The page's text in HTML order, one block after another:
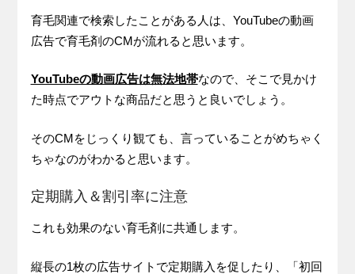
育毛関連で検索したことがある人は、YouTubeの動画
広告で育毛剤のCMが流れると思います。
YouTubeの動画広告は無法地帯なので、そこで見かけ
た時点でアウトな商品だと思うと良いでしょう。
そのCMをじっくり観ても、言っていることがめちゃく
ちゃなのがわかると思います。
定期購入＆割引率に注意
これも効果のない育毛剤に共通します。
縦長の1枚の広告サイトで定期購入を促したり、「初回